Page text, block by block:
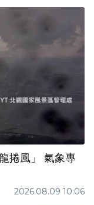
捲風」 氣象專
2026.08.09 10:06